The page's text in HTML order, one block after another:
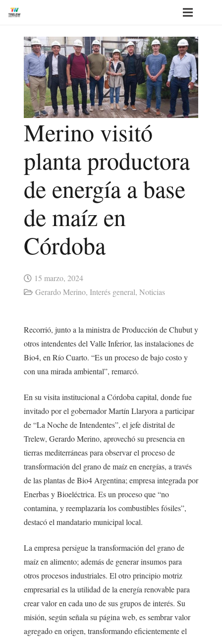
Merino visitó
planta productora
de energía a base
de maíz en
Córdoba
15 marzo, 2024
Gerardo Merino, Interés general, Noticias
Recorrió, junto a la ministra de Producción de Chubut y
otros intendentes del Valle Inferior, las instalaciones de
Bio4, en Río Cuarto. “Es un proceso de bajo costo y
con una mirada ambiental”, remarcó.
En su visita institucional a Córdoba capital, donde fue
invitado por el gobernador Martín Llaryora a participar
de “La Noche de Intendentes”, el jefe distrital de
Trelew, Gerardo Merino, aprovechó su presencia en
tierras mediterráneas para observar el proceso de
transformación del grano de maíz en energías, a través
de las plantas de Bio4 Argentina; empresa integrada por
Enerbas y Bioeléctrica. Es un proceso que “no
contamina, y reemplazaría los combustibles fósiles”,
destacó el mandatario municipal local.
La empresa persigue la transformación del grano de
maíz en alimento; además de generar insumos para
otros procesos industriales. El otro principio motriz
empresarial es la utilidad de la energía renovable para
crear valor en cada uno de sus grupos de interés. Su
misión, según señala su página web, es sembrar valor
agregado en origen, transformando eficientemente el